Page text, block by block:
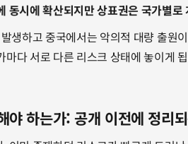
동시에 확산되지만 상표권은 국가별로
생하고 중국에서는 악의적 대량 출원
다 서로 다른 리스크 상태에 놓이게
야 하는가: 공개 이전에 정리